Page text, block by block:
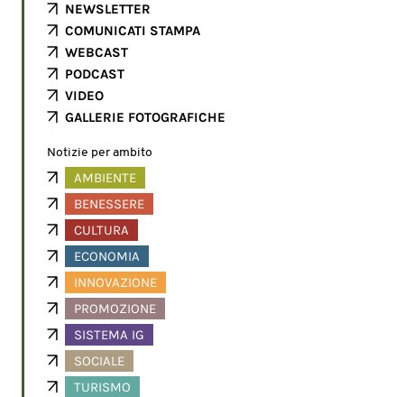
NEWSLETTER
COMUNICATI STAMPA
WEBCAST
PODCAST
VIDEO
GALLERIE FOTOGRAFICHE
Notizie per ambito
AMBIENTE
BENESSERE
CULTURA
ECONOMIA
INNOVAZIONE
PROMOZIONE
SISTEMA IG
SOCIALE
TURISMO